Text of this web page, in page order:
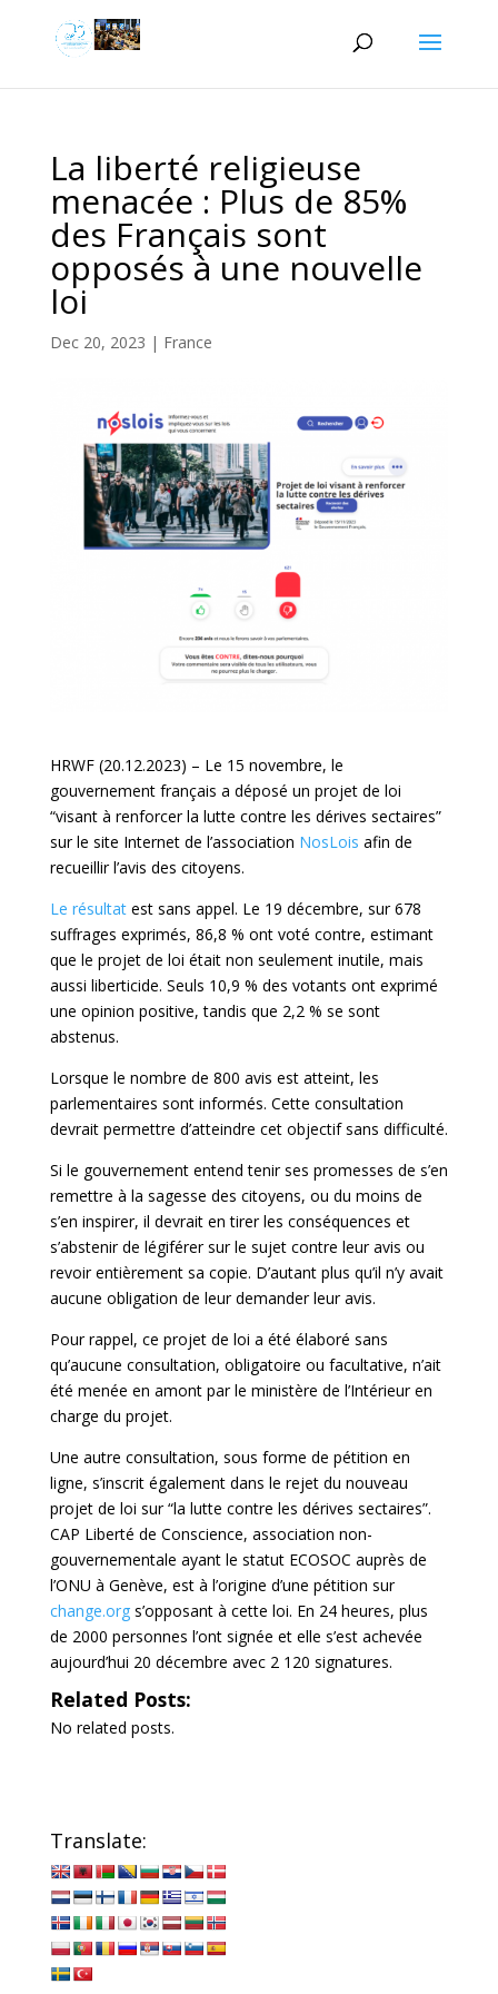
La liberté religieuse
menacée : Plus de 85%
des Français sont
opposés à une nouvelle
loi
Dec 20, 2023 | France
HRWF (20.12.2023) – Le 15 novembre, le
gouvernement français a déposé un projet de loi
“visant à renforcer la lutte contre les dérives sectaires”
sur le site Internet de l’association NosLois afin de
recueillir l’avis des citoyens.
Le résultatest sans appel. Le 19 décembre, sur 678
suffrages exprimés, 86,8 % ont voté contre, estimant
que le projet de loi était non seulement inutile, mais
aussi liberticide. Seuls 10,9 % des votants ont exprimé
une opinion positive, tandis que 2,2 % se sont
abstenus.
Lorsque le nombre de 800 avis est atteint, les
parlementaires sont informés. Cette consultation
devrait permettre d’atteindre cet objectif sans difficulté.
Si le gouvernement entend tenir ses promesses de s’en
remettre à la sagesse des citoyens, ou du moins de
s’en inspirer, il devrait en tirer les conséquences et
s’abstenir de légiférer sur le sujet contre leur avis ou
revoir entièrement sa copie. D’autant plus qu’il n’y avait
aucune obligation de leur demander leur avis.
Pour rappel, ce projet de loi a été élaboré sans
qu’aucune consultation, obligatoire ou facultative, n’ait
été menée en amont par le ministère de l’Intérieur en
charge du projet.
Une autre consultation, sous forme de pétition en
ligne, s’inscrit également dans le rejet du nouveau
projet de loi sur “la lutte contre les dérives sectaires”.
CAP Liberté de Conscience, association non-
gouvernementale ayant le statut ECOSOC auprès de
l’ONU à Genève, est à l’origine d’une pétition sur
change.orgs’opposant à cette loi. En 24 heures, plus
de 2000 personnes l’ont signée et elle s’est achevée
aujourd’hui 20 décembre avec 2 120 signatures.
Related Posts:
No related posts.
Translate: